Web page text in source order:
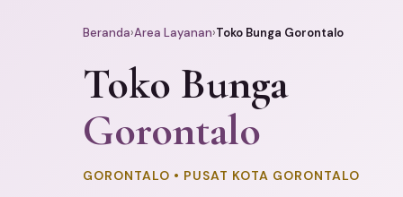
Beranda›Area Layanan›Toko Bunga Gorontalo
Toko Bunga
Gorontalo
GORONTALO • PUSAT KOTA GORONTALO